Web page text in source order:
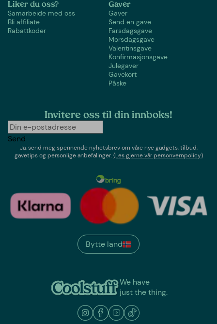
Liker du oss?
Samarbeide med oss
Bli affiliate
Rabattkoder
Gaver
Gaver
Send en gave
Farsdagsgave
Morsdagsgave
Valentinsgave
Konfirmasjonsgave
Julegaver
Gavekort
Påske
Invitere oss til din innboks!
Send
Ja, send meg spennende nyhetsbrev om våre nye gadgets, tilbud,
gavetips og personlige anbefalinger.(Les gjerne vår personvernpolicy)
We have
just the thing.
Bytte land